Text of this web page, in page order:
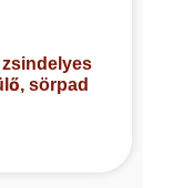
sörpad